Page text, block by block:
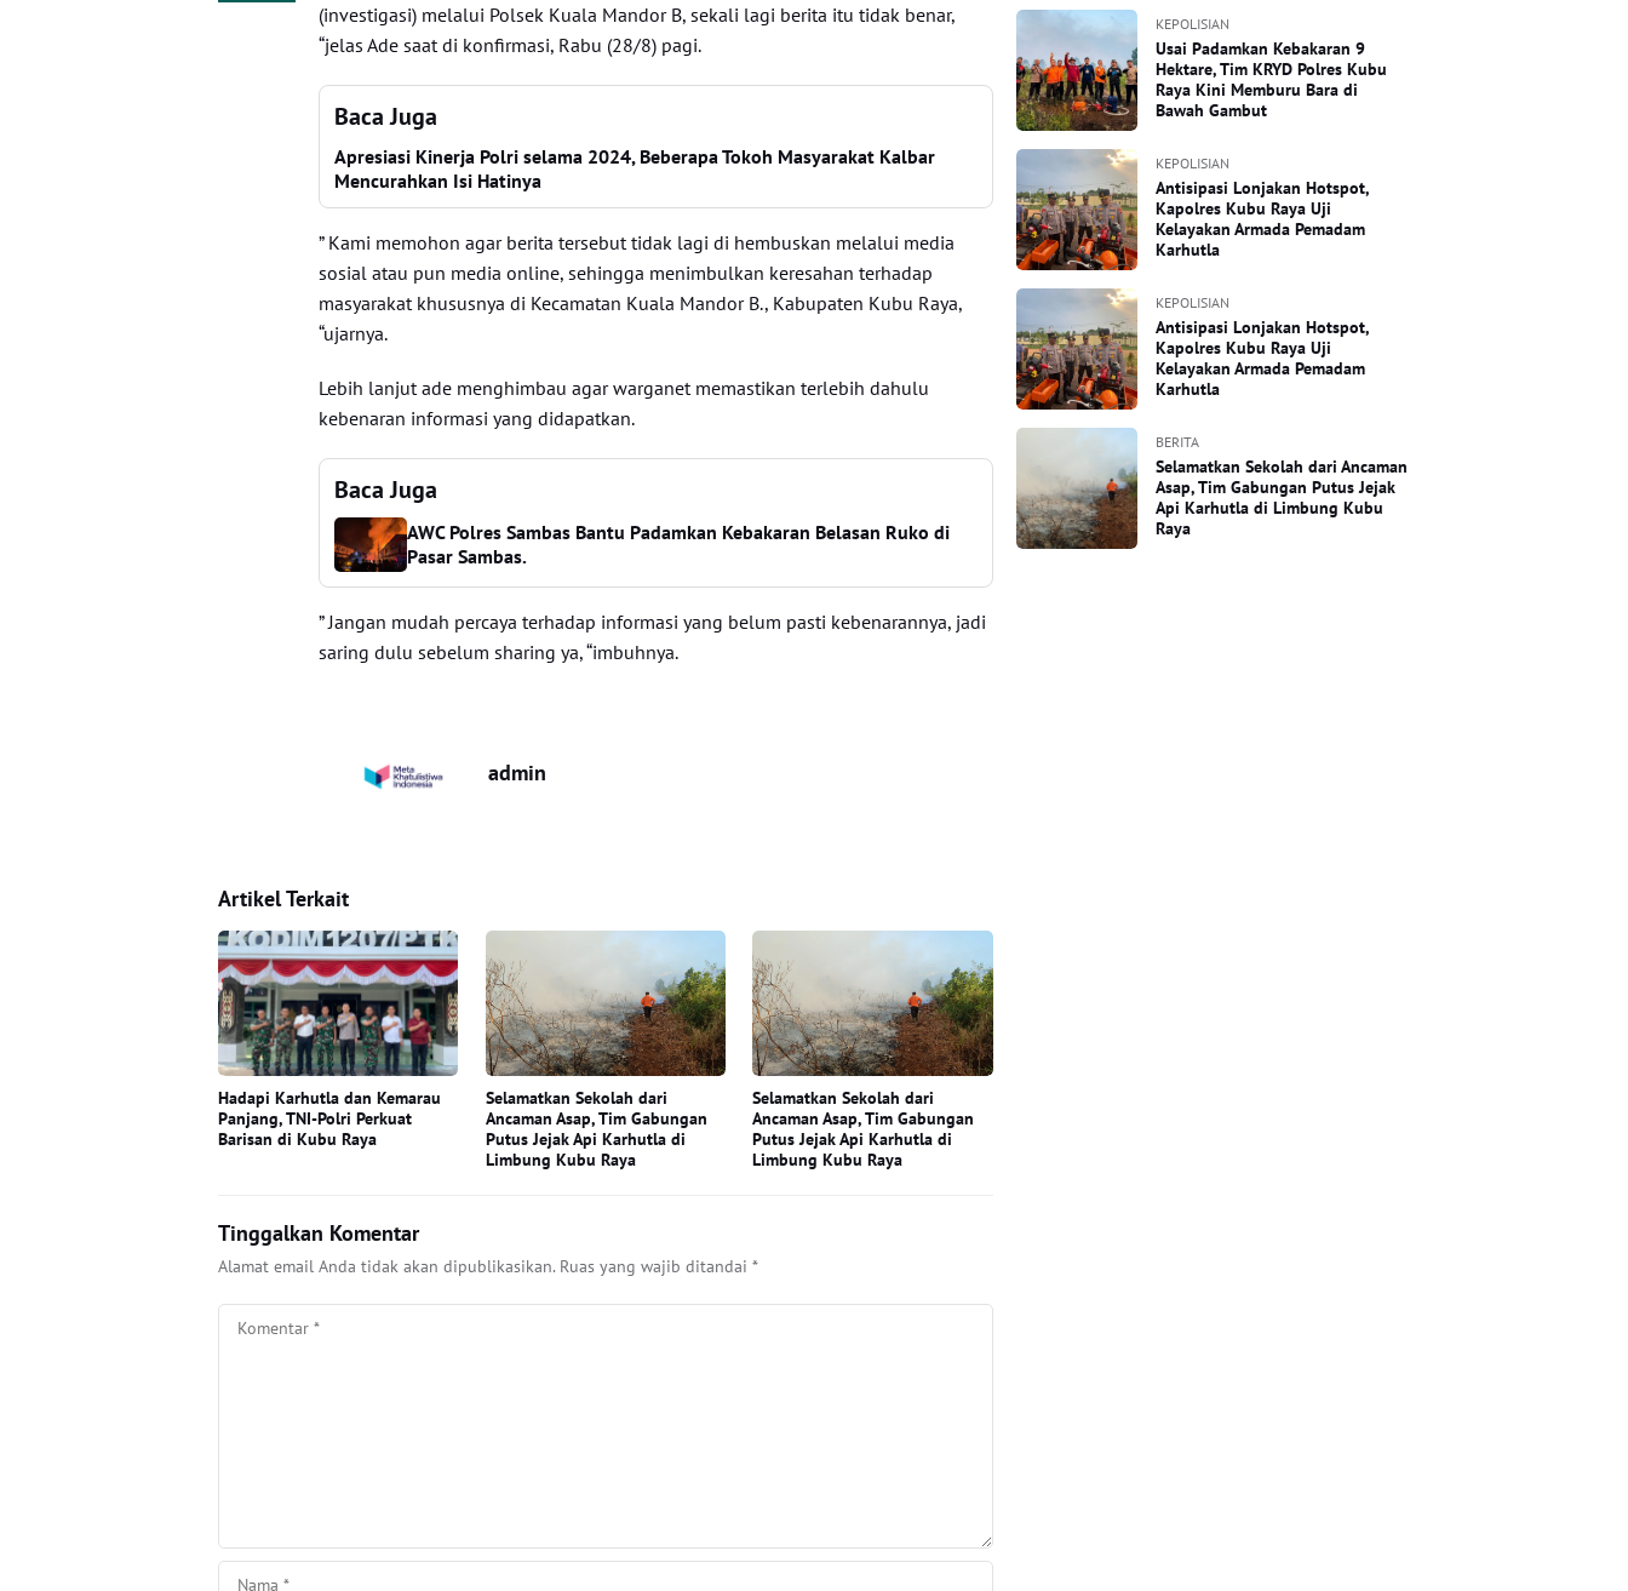
(investigasi) melalui Polsek Kuala Mandor B, sekali lagi berita itu tidak benar,
“jelas Ade saat di konfirmasi, Rabu (28/8) pagi.
Baca Juga
Apresiasi Kinerja Polri selama 2024, Beberapa Tokoh Masyarakat Kalbar
Mencurahkan Isi Hatinya
” Kami memohon agar berita tersebut tidak lagi di hembuskan melalui media
sosial atau pun media online, sehingga menimbulkan keresahan terhadap
masyarakat khususnya di Kecamatan Kuala Mandor B., Kabupaten Kubu Raya,
“ujarnya.
Lebih lanjut ade menghimbau agar warganet memastikan terlebih dahulu
kebenaran informasi yang didapatkan.
Baca Juga
AWC Polres Sambas Bantu Padamkan Kebakaran Belasan Ruko di
Pasar Sambas.
” Jangan mudah percaya terhadap informasi yang belum pasti kebenarannya, jadi
saring dulu sebelum sharing ya, “imbuhnya.
admin
Artikel Terkait
Hadapi Karhutla dan Kemarau
Panjang, TNI-Polri Perkuat
Barisan di Kubu Raya
Selamatkan Sekolah dari
Ancaman Asap, Tim Gabungan
Putus Jejak Api Karhutla di
Limbung Kubu Raya
Selamatkan Sekolah dari
Ancaman Asap, Tim Gabungan
Putus Jejak Api Karhutla di
Limbung Kubu Raya
Tinggalkan Komentar
Alamat email Anda tidak akan dipublikasikan. Ruas yang wajib ditandai *
KEPOLISIAN
Usai Padamkan Kebakaran 9
Hektare, Tim KRYD Polres Kubu
Raya Kini Memburu Bara di
Bawah Gambut
KEPOLISIAN
Antisipasi Lonjakan Hotspot,
Kapolres Kubu Raya Uji
Kelayakan Armada Pemadam
Karhutla
KEPOLISIAN
Antisipasi Lonjakan Hotspot,
Kapolres Kubu Raya Uji
Kelayakan Armada Pemadam
Karhutla
BERITA
Selamatkan Sekolah dari Ancaman
Asap, Tim Gabungan Putus Jejak
Api Karhutla di Limbung Kubu
Raya